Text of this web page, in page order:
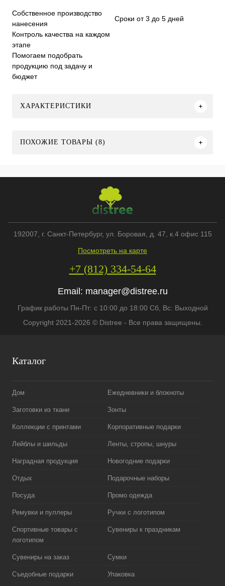
Собственное производство
нанесения
Сроки от 3 до 5 дней
Контроль качества на каждом
этапе
Помогаем подобрать
продукцию под задачу и
бюджет
ХАРАКТЕРИСТИКИ
ПОХОЖИЕ ТОВАРЫ (8)
Каталог
Дом Ежедневники и блокноты
Заготовки из ткани Зонты
Коллекции с принтами Корпоративные подарки
Лейблы и шильды Ленты, стропы, шнуры
Наградная продукция Новогодние подарки
Отдых Подарочные наборы
Посуда Промо одежда
Ремувки и пуллеры Ручки с логотипом
Спортивные товары с
логотипом
Сувениры к праздникам
Сувениры на заказ Сумки
Съедобные подарки Упаковка
192007 , г. Санкт-Петербург, ул. Боровая, д. 47, к.4 офис 115
Посмотреть на карте
+7 (812) 334-54-64
Email: manager@distree.ru
График работы Пн-Пт: с 10:00 до 18:00 Сб, Вс: Выходной
Copyright 2021-2026 © Distree - Все права защищены.